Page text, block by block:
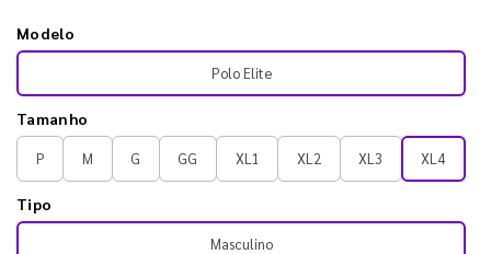
Modelo
Polo Elite
Tamanho
P M G GG XL1 XL2 XL3 XL4
Tipo
Masculino